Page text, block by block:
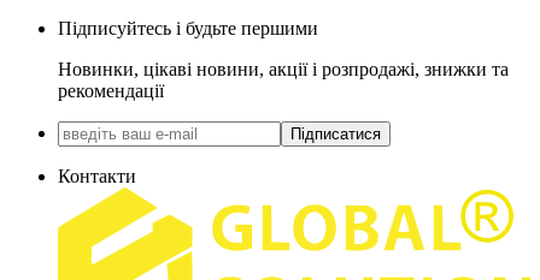
Підписуйтесь і будьте першими
Новинки, цікаві новини, акції і розпродажі, знижки та
рекомендації
Підписатися
Контакти